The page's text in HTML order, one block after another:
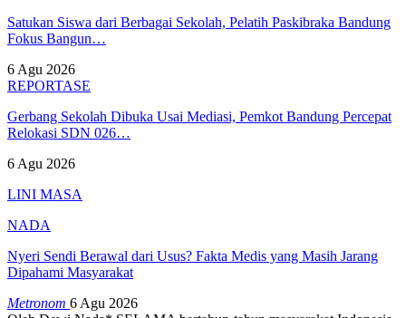
Satukan Siswa dari Berbagai Sekolah, Pelatih Paskibraka Bandung
Fokus Bangun…
6 Agu 2026
REPORTASE
Gerbang Sekolah Dibuka Usai Mediasi, Pemkot Bandung Percepat
Relokasi SDN 026…
6 Agu 2026
LINI MASA
NADA
Nyeri Sendi Berawal dari Usus? Fakta Medis yang Masih Jarang
Dipahami Masyarakat
Metronom 6 Agu 2026